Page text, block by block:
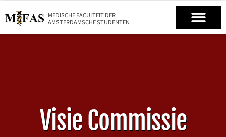
MEDISCHE FACULTEIT DER
AMSTERDAMSCHE STUDENTEN
Visie Commissie